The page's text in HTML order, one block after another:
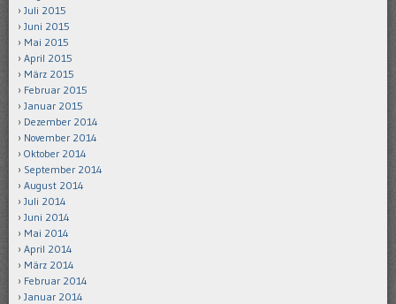
Juli 2015
Juni 2015
Mai 2015
April 2015
März 2015
Februar 2015
Januar 2015
Dezember 2014
November 2014
Oktober 2014
September 2014
August 2014
Juli 2014
Juni 2014
Mai 2014
April 2014
März 2014
Februar 2014
Januar 2014